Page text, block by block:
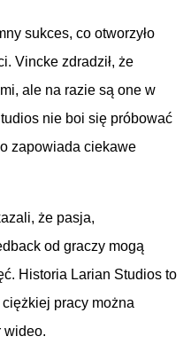
sukces, co otworzyło
Vincke zdradził, że
ale na razie są one w
nie boi się próbować
zapowiada ciekawe
że pasja,
od graczy mogą
Historia Larian Studios to
pracy można
wideo.